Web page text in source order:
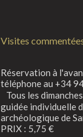
Visites
Réservation à
téléphone au +34
Tous les
guidée individuelle
archéologique de
PRIX : 5,75 €